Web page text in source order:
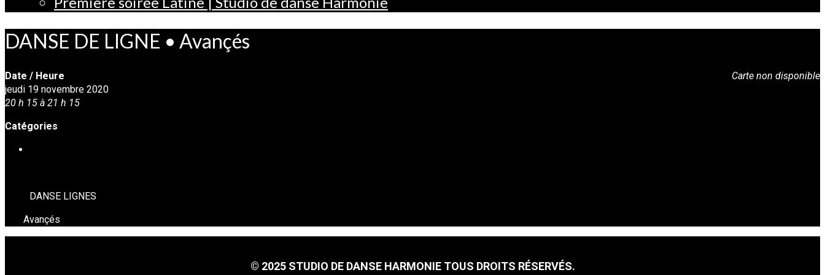
DANSE DE LIGNE • Avançés
Carte non disponible
Date / Heure
jeudi 19 novembre 2020
20 h 15 à 21 h 15
Catégories
DANSE LIGNES
Avançés
© 2025 STUDIO DE DANSE HARMONIE TOUS DROITS RÉSERVÉS.